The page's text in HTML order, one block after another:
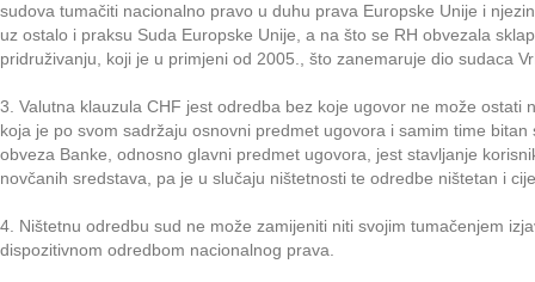
sudova tumačiti nacionalno pravo u duhu prava Europske Unije i
uz ostalo i praksu Suda Europske Unije, a na što se RH obvezala
pridruživanju, koji je u primjeni od 2005., što zanemaruje dio sudaca
3. Valutna klauzula CHF jest odredba bez koje ugovor ne može ostati
koja je po svom sadržaju osnovni predmet ugovora i samim time
obveza Banke, odnosno glavni predmet ugovora, jest stavljanje
novčanih sredstava, pa je u slučaju ništetnosti te odredbe ništetan i
4. Ništetnu odredbu sud ne može zamijeniti niti svojim tumačenjem
dispozitivnom odredbom nacionalnog prava.